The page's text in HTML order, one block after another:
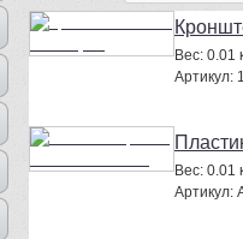
Вес: 0.01
Артикул:
Вес: 0.01
Артикул: